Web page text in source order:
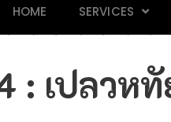
HOME SERVICES
: เปลวห